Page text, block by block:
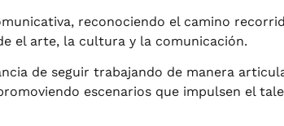
reconociendo el camino
el arte, la cultura y la comunicación.
de seguir trabajando de manera
escenarios que impulsen el